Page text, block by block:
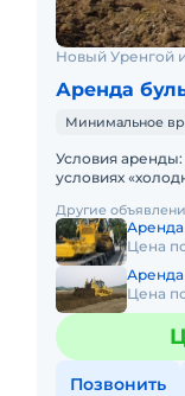
Новый Уренгой
Аренда
Минимальное
Условия аренды:
условиях
силами и за счет
Другие
Аренда
Цена
Аренда
Цена
Позвонить